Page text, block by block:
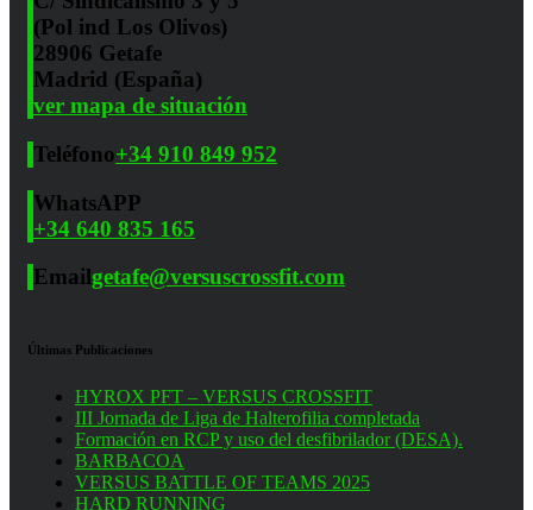
(Pol ind Los Olivos)
28906 Getafe
Madrid (España)
ver mapa de situación
Teléfono+34 910 849 952
WhatsAPP
+34 640 835 165
Emailgetafe@versuscrossfit.com
Últimas Publicaciones
HYROX PFT – VERSUS CROSSFIT
III Jornada de Liga de Halterofilia completada
Formación en RCP y uso del desfibrilador (DESA).
BARBACOA
VERSUS BATTLE OF TEAMS 2025
HARD RUNNING